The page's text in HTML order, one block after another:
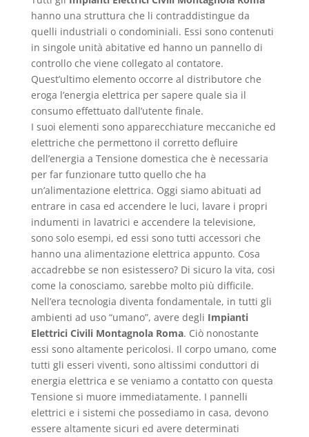
hanno una struttura che li contraddistingue da
quelli industriali o condominiali. Essi sono contenuti
in singole unità abitative ed hanno un pannello di
controllo che viene collegato al contatore.
Quest’ultimo elemento occorre al distributore che
eroga l’energia elettrica per sapere quale sia il
consumo effettuato dall’utente finale.
I suoi elementi sono apparecchiature meccaniche ed
elettriche che permettono il corretto defluire
dell’energia a Tensione domestica che è necessaria
per far funzionare tutto quello che ha
un’alimentazione elettrica. Oggi siamo abituati ad
entrare in casa ed accendere le luci, lavare i propri
indumenti in lavatrici e accendere la televisione,
sono solo esempi, ed essi sono tutti accessori che
hanno una alimentazione elettrica appunto. Cosa
accadrebbe se non esistessero? Di sicuro la vita, cosi
come la conosciamo, sarebbe molto più difficile.
Nell’era tecnologia diventa fondamentale, in tutti gli
ambienti ad uso “umano”, avere degli Impianti
Elettrici Civili Montagnola Roma. Ciò nonostante
essi sono altamente pericolosi. Il corpo umano, come
tutti gli esseri viventi, sono altissimi conduttori di
energia elettrica e se veniamo a contatto con questa
Tensione si muore immediatamente. I pannelli
elettrici e i sistemi che possediamo in casa, devono
essere altamente sicuri ed avere determinati